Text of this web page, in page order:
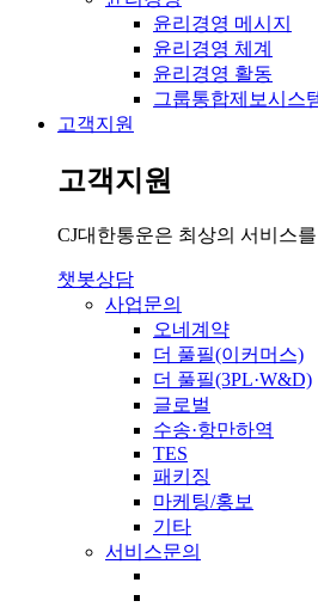
윤리경영 메시지
윤리경영 체계
윤리경영 활동
그룹통합제보시스
고객지원
고객지원
CJ대한통운은 최상의 서비스
챗봇상담
사업문의
오네계약
더 풀필(이커머스)
더 풀필(3PL·W&D)
글로벌
수송·항만하역
TES
패키징
마케팅/홍보
기타
서비스문의